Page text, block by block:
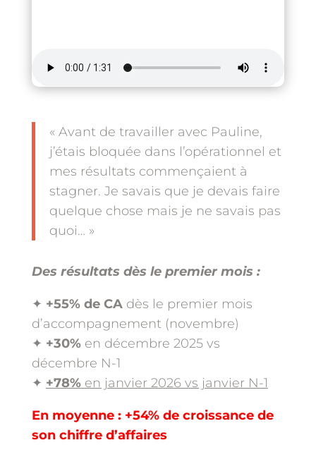
« Avant de travailler avec Pauline,
j’étais bloquée dans l’opérationnel et
mes résultats commençaient à
stagner. Je savais que je devais faire
quelque chose mais je ne savais pas
quoi… »
Des résultats dès le premier mois :
✦ +55% de CAdès le premier mois
d’accompagnement (novembre)
✦ +30%en décembre 2025 vs
décembre N-1
✦ +78%en janvier 2026 vs janvier N-1
En moyenne : +54% de croissance de
son chiffre d’affaires